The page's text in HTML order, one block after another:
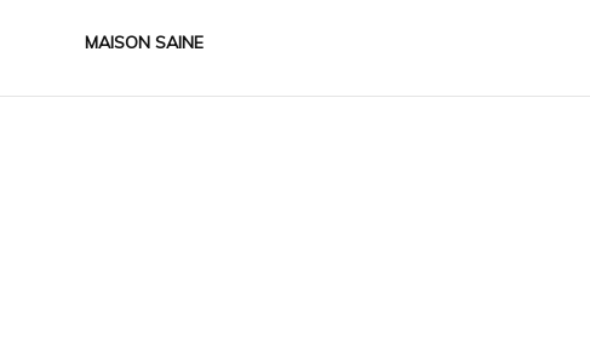
MAISON SAINE